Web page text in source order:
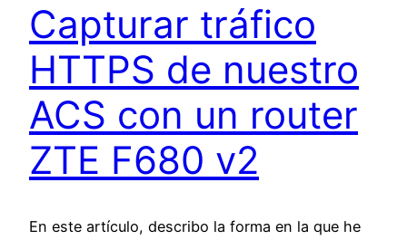
Capturar tráfico
HTTPS de nuestro
ACS con un router
ZTE F680 v2
En este artículo, describo la forma en la que he